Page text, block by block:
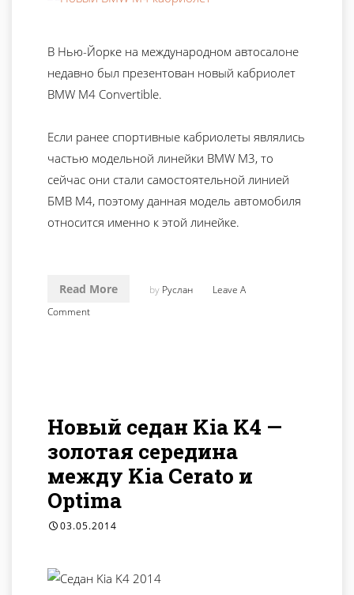
В Нью-Йорке на международном автосалоне
недавно был презентован новый кабриолет
BMW M4 Convertible.
Если ранее спортивные кабриолеты являлись
частью модельной линейки BMW M3, то
сейчас они стали самостоятельной линией
БМВ М4, поэтому данная модель автомобиля
относится именно к этой линейке.
Read More by Руслан
Leave A
Comment
Новый седан Kia K4 —
золотая середина
между Kia Cerato и
Optima
03.05.2014